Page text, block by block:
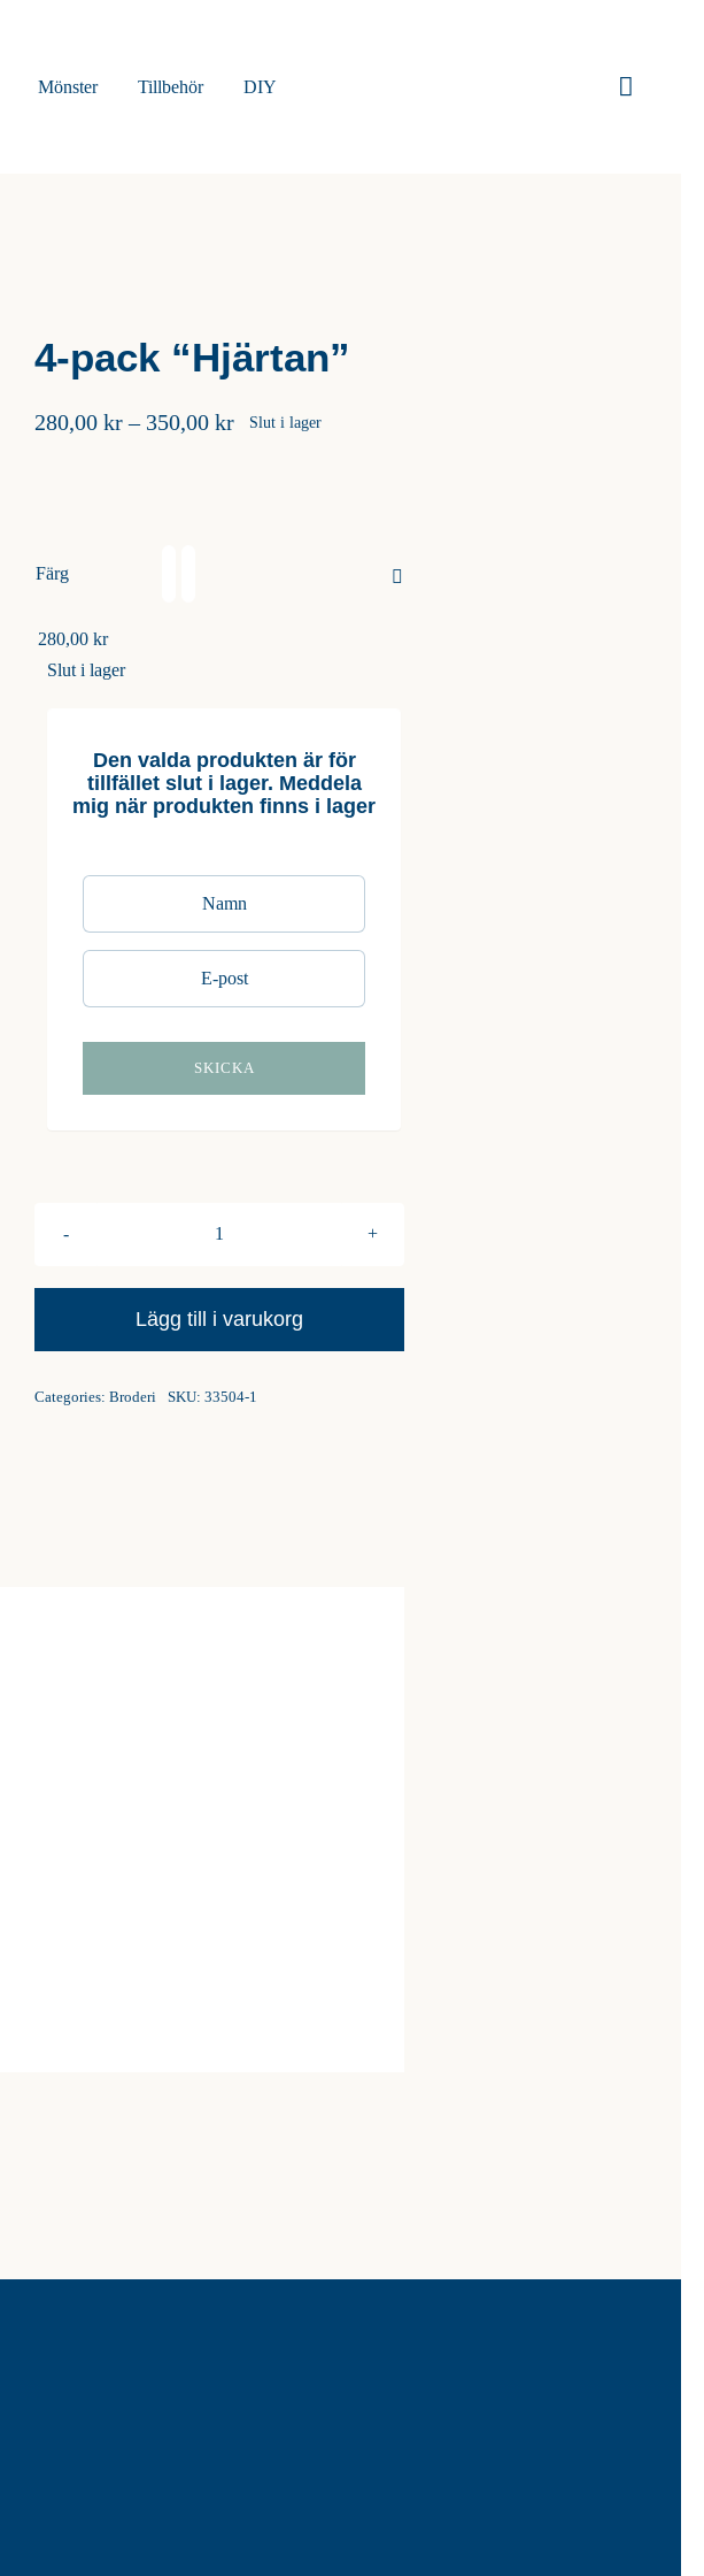
Mönster Tillbehör DIY
4-pack “Hjärtan”
280,00kr – 350,00krPrisintervall:
Slut i lager
Färg
280,00kr
Slut i lager
Den valda produkten är för
tillfället slut i lager. Meddela
mig när produkten finns i lager
“Hjärtan”
Lägg till i varukorg
Categories:Broderi SKU:33504-1